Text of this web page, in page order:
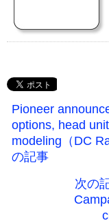
Pioneer
options, head
modeling（DC
の記事
次の